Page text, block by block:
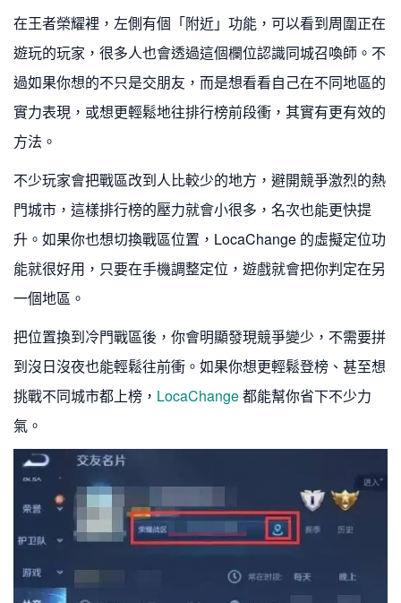
在王者榮耀裡，左側有個「附近」功能，可以看到周圍正在
遊玩的玩家，很多人也會透過這個欄位認識同城召喚師。不
過如果你想的不只是交朋友，而是想看看自己在不同地區的
實力表現，或想更輕鬆地往排行榜前段衝，其實有更有效的
方法。
不少玩家會把戰區改到人比較少的地方，避開競爭激烈的熱
門城市，這樣排行榜的壓力就會小很多，名次也能更快提
升。如果你也想切換戰區位置，LocaChange 的虛擬定位功
能就很好用，只要在手機調整定位，遊戲就會把你判定在另
一個地區。
把位置換到冷門戰區後，你會明顯發現競爭變少，不需要拼
到沒日沒夜也能輕鬆往前衝。如果你想更輕鬆登榜、甚至想
挑戰不同城市都上榜， LocaChange都能幫你省下不少力
氣。